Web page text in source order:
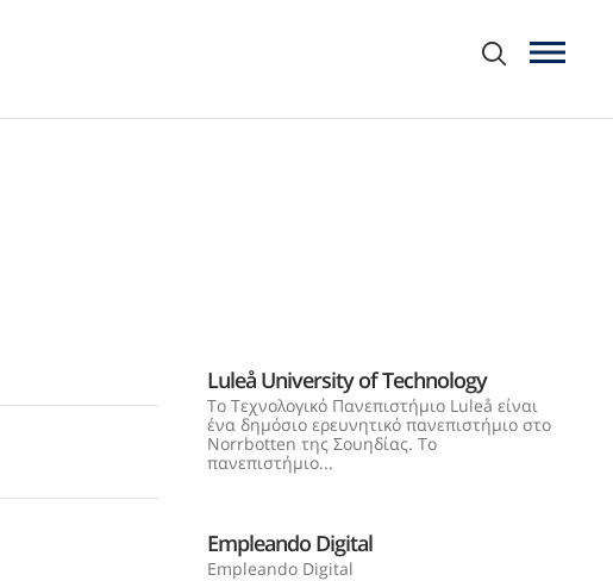
Luleå University of Technology
Το Τεχνολογικό Πανεπιστήμιο Luleå είναι
ένα δημόσιο ερευνητικό πανεπιστήμιο στο
Norrbotten της Σουηδίας. Το
πανεπιστήμιο...
Empleando Digital
Empleando Digital